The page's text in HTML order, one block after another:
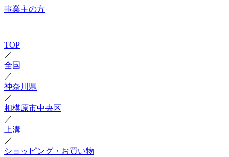
事業主の方
TOP
／
全国
／
神奈川県
／
相模原市中央区
／
上溝
／
ショッピング・お買い物